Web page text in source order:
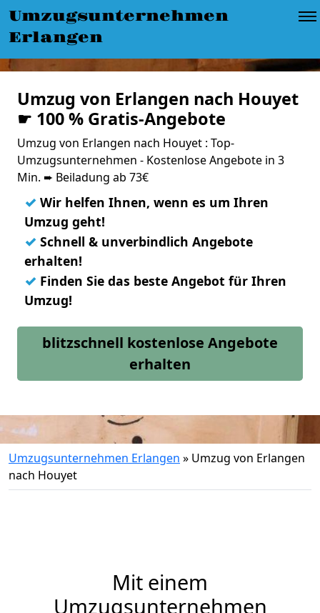
Umzugsunternehmen
Erlangen
Umzug von Erlangen nach Houyet
☛ 100 % Gratis-Angebote
Umzug von Erlangen nach Houyet : Top-
Umzugsunternehmen - Kostenlose Angebote in 3
Min. ➨ Beiladung ab 73€
✓ Wir helfen Ihnen, wenn es um Ihren
Umzug geht!
✓ Schnell & unverbindlich Angebote
erhalten!
✓ Finden Sie das beste Angebot für Ihren
Umzug!
blitzschnell kostenlose Angebote
erhalten
Umzugsunternehmen Erlangen » Umzug von Erlangen
nach Houyet
Mit einem
Umzugsunternehmen